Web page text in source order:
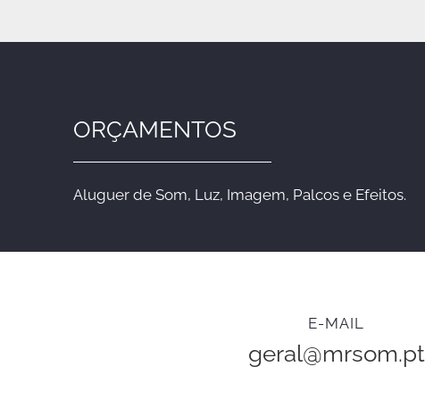
ORÇAMENTOS
Aluguer de Som, Luz, Imagem, Palcos e Efeitos.
E-MAIL
geral@mrsom.pt